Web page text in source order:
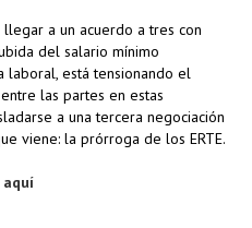
a un acuerdo a tres con
del salario mínimo
está tensionando el
las partes en estas
a una tercera negociación
viene: la prórroga de los ERTE.
aquí